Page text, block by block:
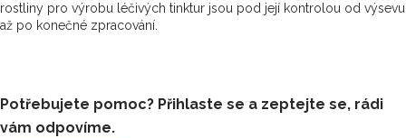
rostliny pro výrobu léčivých tinktur jsou pod její kontrolou od výsevu
až po konečné zpracování.
Potřebujete pomoc? Přihlaste se a zeptejte se, rádi
vám odpovíme.